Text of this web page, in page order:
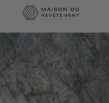
En ligne · Experte revêtements